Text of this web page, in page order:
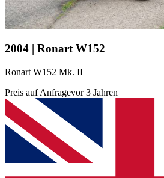
2004 | Ronart W152
Ronart W152 Mk. II
Preis auf Anfragevor 3 Jahren